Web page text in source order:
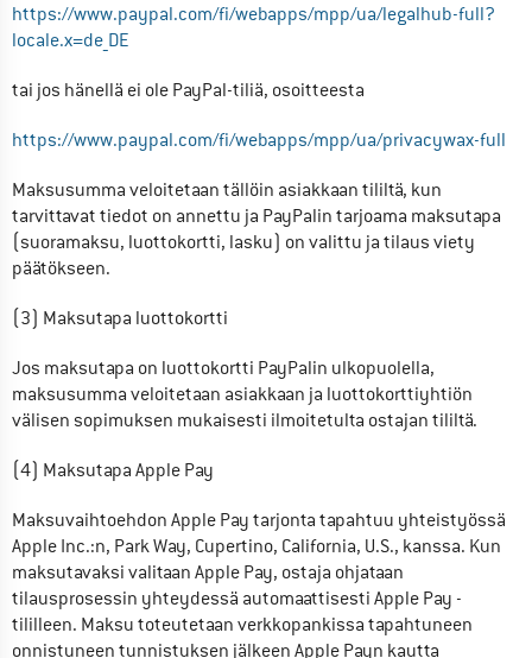
https://www.paypal.com/fi/webapps/mpp/ua/legalhub-full?
locale.x=de_DE
tai jos hänellä ei ole PayPal-tiliä, osoitteesta
https://www.paypal.com/fi/webapps/mpp/ua/privacywax-full
Maksusumma veloitetaan tällöin asiakkaan tililtä, kun
tarvittavat tiedot on annettu ja PayPalin tarjoama maksutapa
(suoramaksu, luottokortti, lasku) on valittu ja tilaus viety
päätökseen.
(3) Maksutapa luottokortti
Jos maksutapa on luottokortti PayPalin ulkopuolella,
maksusumma veloitetaan asiakkaan ja luottokorttiyhtiön
välisen sopimuksen mukaisesti ilmoitetulta ostajan tililtä.
(4) Maksutapa Apple Pay
Maksuvaihtoehdon Apple Pay tarjonta tapahtuu yhteistyössä
Apple Inc.:n, Park Way, Cupertino, California, U.S., kanssa. Kun
maksutavaksi valitaan Apple Pay, ostaja ohjataan
tilausprosessin yhteydessä automaattisesti Apple Pay -
tililleen. Maksu toteutetaan verkkopankissa tapahtuneen
onnistuneen tunnistuksen jälkeen Apple Payn kautta